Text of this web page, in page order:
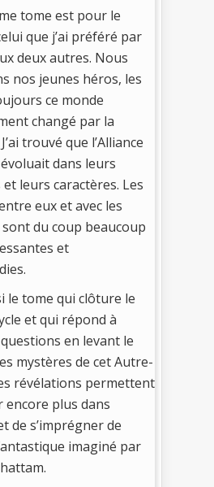
tome est pour le
que j’ai préféré par
deux autres. Nous
nos jeunes héros, les
ce monde
changé par la
trouvé que l’Alliance
dans leurs
leurs caractères. Les
eux et avec les
du coup beaucoup
et
le tome qui clôture le
et qui répond à
en levant le
mystères de cet Autre-
révélations permettent
encore plus dans
de s’imprégner de
imaginé par